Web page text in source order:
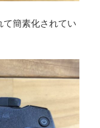
簡素化されてい